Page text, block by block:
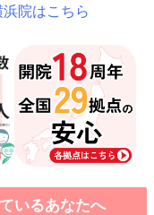
院はこちら
いるあなたへ